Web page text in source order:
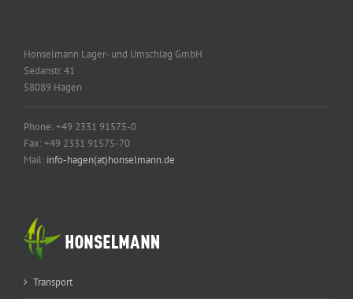
Honselmann Lager- und Umschlag GmbH
Sedanstr. 41
58089 Hagen
Phone: +49 2331 91575-0
Fax: +49 2331 91575-70
Mail: info-hagen(at)honselmann.de
Transport